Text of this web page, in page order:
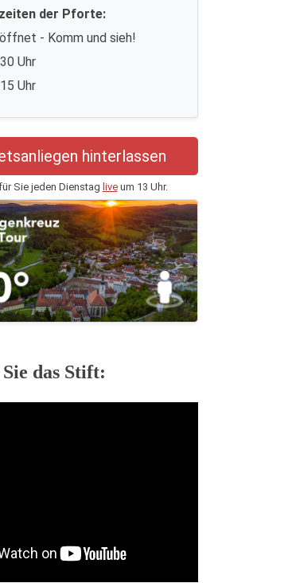
der Pforte:
- Komm und sieh!
Uhr
Uhr
hinterlassen
Sie jeden Dienstag liveum 13 Uhr.
das Stift: